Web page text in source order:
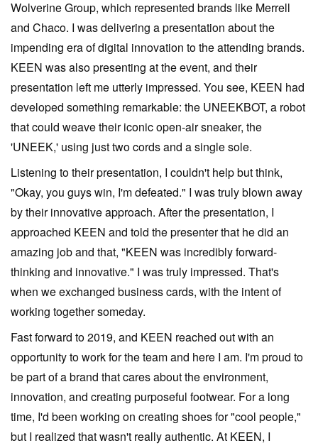
Wolverine Group, which represented brands like Merrell
and Chaco. I was delivering a presentation about the
impending era of digital innovation to the attending brands.
KEEN was also presenting at the event, and their
presentation left me utterly impressed. You see, KEEN had
developed something remarkable: the UNEEKBOT, a robot
that could weave their iconic open-air sneaker, the
'UNEEK,' using just two cords and a single sole.
Listening to their presentation, I couldn't help but think,
"Okay, you guys win, I'm defeated." I was truly blown away
by their innovative approach. After the presentation, I
approached KEEN and told the presenter that he did an
amazing job and that, "KEEN was incredibly forward-
thinking and innovative." I was truly impressed. That's
when we exchanged business cards, with the intent of
working together someday.
Fast forward to 2019, and KEEN reached out with an
opportunity to work for the team and here I am. I'm proud to
be part of a brand that cares about the environment,
innovation, and creating purposeful footwear. For a long
time, I'd been working on creating shoes for "cool people,"
but I realized that wasn't really authentic. At KEEN, I